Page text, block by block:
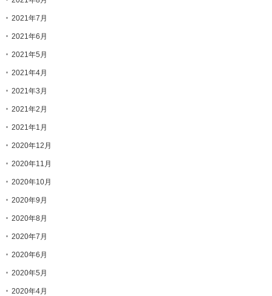
2021年7月
2021年6月
2021年5月
2021年4月
2021年3月
2021年2月
2021年1月
2020年12月
2020年11月
2020年10月
2020年9月
2020年8月
2020年7月
2020年6月
2020年5月
2020年4月